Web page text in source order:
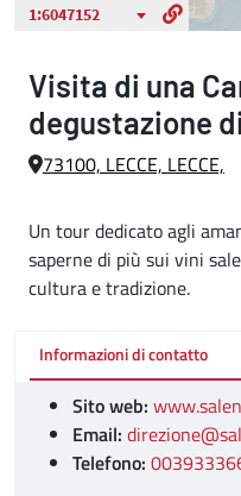
Visita di una
degustazione
73100, LECCE, LECCE,
Un tour dedicato agli
saperne di più sui vini
cultura e tradizione.
Informazioni di contatto
Sito web:
Email:
Telefono: